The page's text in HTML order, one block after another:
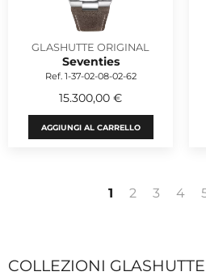
GLASHUTTE ORIGINAL
Seventies
Ref. 1-37-02-08-02-62
15.300,00 €
AGGIUNGI AL CARRELLO
1 2 3 4
COLLEZIONI